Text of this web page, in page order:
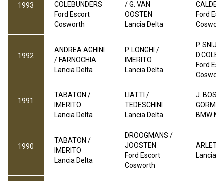
1993
COLEBUNDERS
Ford Escort
Cosworth
/ G. VAN
OOSTEN
Lancia Delta
Ford
1992
ANDREA AGHINI
/ FARNOCHIA
Lancia Delta
P. LONGHI /
IMERITO
Lancia Delta
P.
Ford
1991
TABATON /
IMERITO
Lancia Delta
LIATTI /
TEDESCHINI
Lancia Delta
J.
BMW M3
1990
TABATON /
IMERITO
Lancia Delta
DROOGMANS /
JOOSTEN
Ford Escort
Cosworth
Lancia